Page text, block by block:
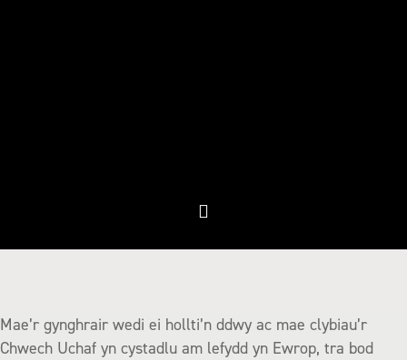
Mae’r gynghrair wedi ei hollti’n ddwy ac mae clybiau’r
Chwech Uchaf yn cystadlu am lefydd yn Ewrop, tra bod